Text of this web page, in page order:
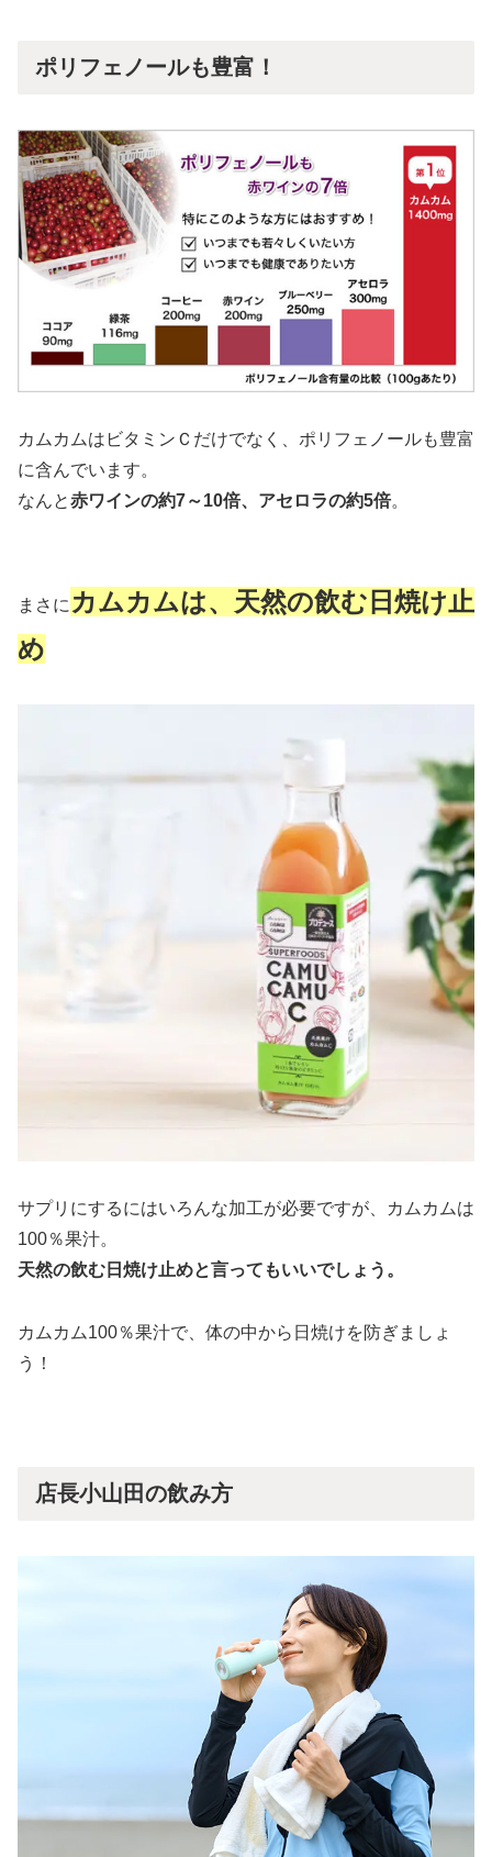
ポリフェノールも豊富！
カムカムはビタミンＣだけでなく、ポリフェノールも豊富
に含んでいます。
なんと赤ワインの約7～10倍、アセロラの約5倍。
まさに カムカムは、 天然の飲む日焼け止
め
サプリにするにはいろんな加工が必要ですが、カムカムは
100％果汁。
天然の飲む日焼け止めと言ってもいいでしょう。
カムカム100％果汁で、体の中から日焼けを防ぎましょ
う！
店長小山田の飲み方